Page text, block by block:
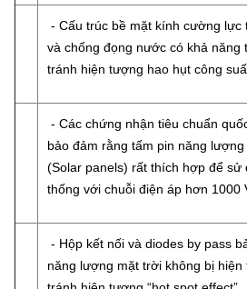
- Cấu trúc bề mặt kính cường lực
và chống đọng nước có khả năng
tránh hiện tượng hao hụt công
- Các chứng nhận tiêu chuẩn
bảo đảm rằng tấm pin năng
(Solar panels) rất thích hợp để sử
thống với chuỗi điện áp hơn 1000
- Hộp kết nối và diodes by pass
năng lượng mặt trời không bị